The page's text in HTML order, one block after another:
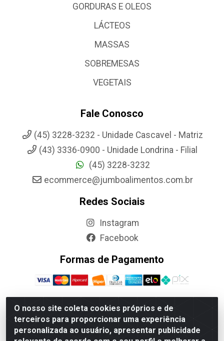
O nosso site coleta cookies próprios e de
terceiros para proporcionar uma experiência
personalizada ao usuário, apresentar publicidade
GORDURAS E OLEOS
LÁCTEOS
MASSAS
SOBREMESAS
VEGETAIS
Fale Conosco
(45) 3228-3232 - Unidade Cascavel - Matriz
(43) 3336-0900 - Unidade Londrina - Filial
(45) 3228-3232
ecommerce@jumboalimentos.com.br
Redes Sociais
Instagram
Facebook
Formas de Pagamento
Jumbo Alimentos Cascavel - Matriz - Rua Itatiba Do Sul, 161 -
Santos Dumont, Cascavel-PR - CEP 85804-700- CNPJ